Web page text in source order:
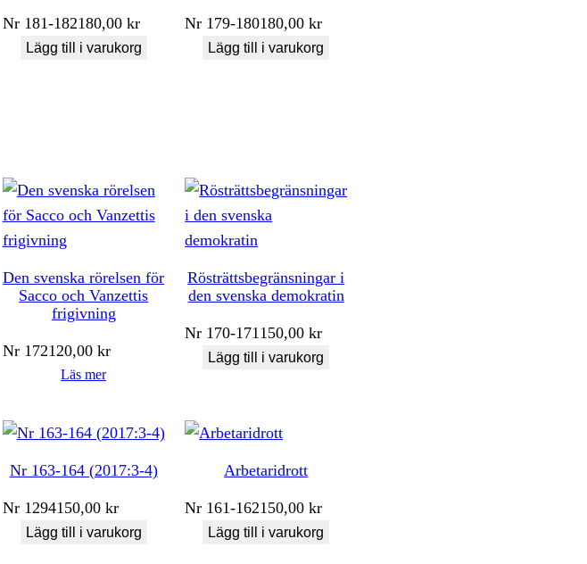
Nr 181-182180,00 kr
Lägg till i varukorg
Nr 179-180180,00kr
Lägg till i varukorg
Den svenska rörelsen för
Sacco och Vanzettis
frigivning
Nr 172120,00 kr
Läs mer
Rösträttsbegränsningar i
den svenska demokratin
Nr 170-171150,00kr
Lägg till i varukorg
Nr 163-164 (2017:3-4)
Nr 1294150,00 kr
Lägg till i varukorg
Arbetaridrott
Nr 161-162150,00kr
Lägg till i varukorg